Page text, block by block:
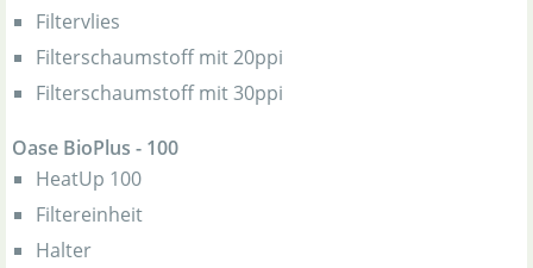
Filtervlies
Filterschaumstoff mit 20ppi
Filterschaumstoff mit 30ppi
Oase BioPlus - 100
HeatUp 100
Filtereinheit
Halter